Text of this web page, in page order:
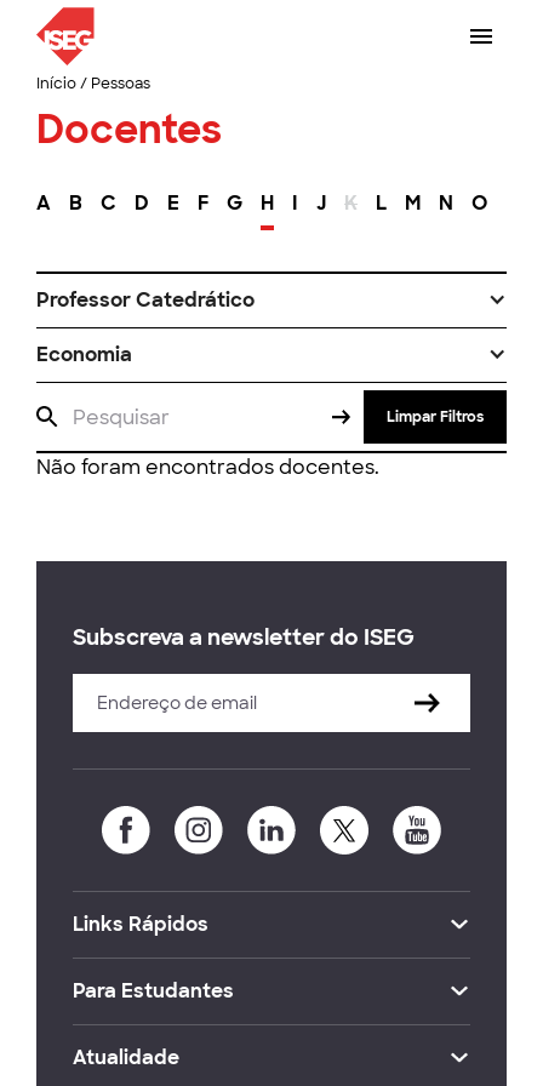
Início/ Pessoas
Docentes
A B C D E F G H I J K L M N O
Professor Catedrático
Economia
Limpar Filtros
Não foram encontrados docentes.
Subscreva a newsletter do ISEG
Links Rápidos
Para Estudantes
Atualidade